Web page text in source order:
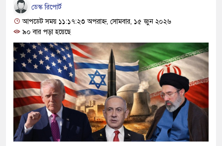
ওমান উপকূলে ইরানের ক্ষেপণাস্ত্র হামলা,
আগুন
দাঁড়িয়ে থাকা ট্রাকে প্রাইভেট কারের ধাক্কা,
বিচারকের
সমুদ্রের পানিতে মিলল ভয়ংকর ‘মাংসখেকো’
ডেস্ক রিপোর্ট
আপডেট সময় ১১:১৭:২৩ অপরাহ্ন, সোমবার, ১৫ জুন ২০২৬
৯০ বার পড়া হয়েছে